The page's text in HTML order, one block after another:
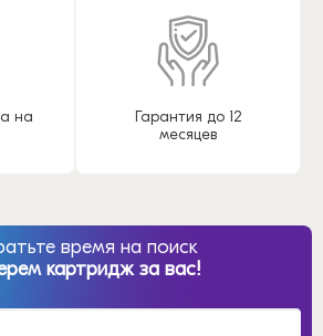
на
Гарантия до 12
месяцев
время на поиск
картридж за вас!